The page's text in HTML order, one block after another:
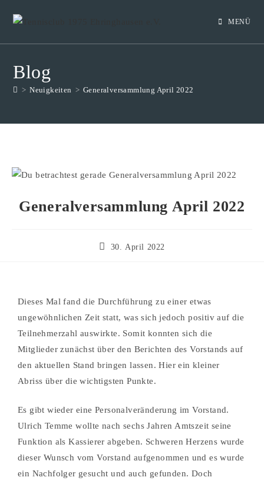
MENÜ
Blog
> Neuigkeiten > Generalversammlung April 2022
Generalversammlung April 2022
30. April 2022
Dieses Mal fand die Durchführung zu einer etwas
ungewöhnlichen Zeit statt, was sich jedoch positiv auf die
Teilnehmerzahl auswirkte. Somit konnten sich die
Mitglieder zunächst über den Berichten des Vorstands auf
den aktuellen Stand bringen lassen. Hier ein kleiner
Abriss über die wichtigsten Punkte.
Es gibt wieder eine Personalveränderung im Vorstand.
Ulrich Temme wollte nach sechs Jahren Amtszeit seine
Funktion als Kassierer abgeben. Schweren Herzens wurde
dieser Wunsch vom Vorstand aufgenommen und es wurde
ein Nachfolger gesucht und auch gefunden. Doch